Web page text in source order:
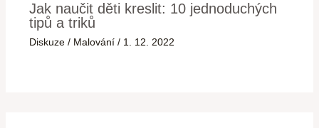
Jak naučit děti kreslit: 10 jednoduchých
tipů a triků
Diskuze / Malování / 1. 12. 2022